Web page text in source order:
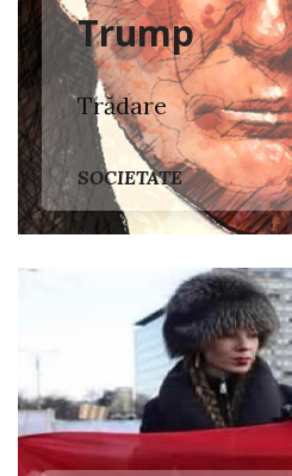
Trump
Trădare
SOCIETATE